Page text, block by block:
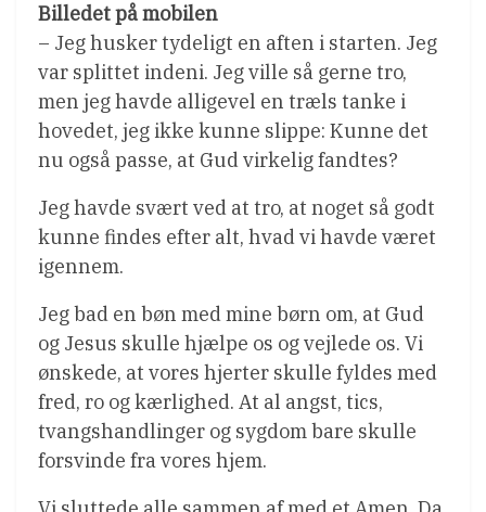
Billedet på mobilen
– Jeg husker tydeligt en aften i starten. Jeg
var splittet indeni. Jeg ville så gerne tro,
men jeg havde alligevel en træls tanke i
hovedet, jeg ikke kunne slippe: Kunne det
nu også passe, at Gud virkelig fandtes?
Jeg havde svært ved at tro, at noget så godt
kunne findes efter alt, hvad vi havde været
igennem.
Jeg bad en bøn med mine børn om, at Gud
og Jesus skulle hjælpe os og vejlede os. Vi
ønskede, at vores hjerter skulle fyldes med
fred, ro og kærlighed. At al angst, tics,
tvangshandlinger og sygdom bare skulle
forsvinde fra vores hjem.